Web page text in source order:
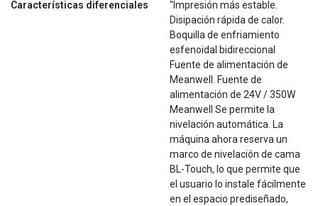
Características diferenciales
"Impresión más estable.
Disipación rápida de calor.
Boquilla de enfriamiento
esfenoidal bidireccional
Fuente de alimentación de
Meanwell. Fuente de
alimentación de 24V / 350W
Meanwell Se permite la
nivelación automática. La
máquina ahora reserva un
marco de nivelación de cama
BL-Touch, lo que permite que
el usuario lo instale fácilmente
en el espacio prediseñado,